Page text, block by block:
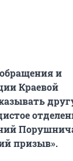
и
Краевой
призыв».